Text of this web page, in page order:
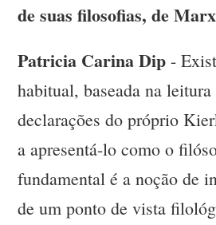
de suas filosofias, de
Patricia Carina Dip -
habitual, baseada na
declarações do próprio
a apresentá-lo como o
fundamental é a noção de
de um ponto de vista